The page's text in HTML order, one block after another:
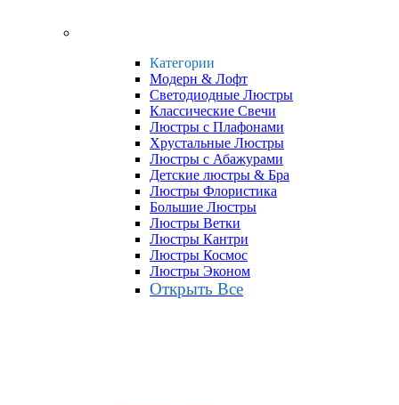
Категории
Модерн & Лофт
Светодиодные Люстры
Классические Свечи
Люстры с Плафонами
Хрустальные Люстры
Люстры с Абажурами
Детские люстры & Бра
Люстры Флористика
Большие Люстры
Люстры Ветки
Люстры Кантри
Люстры Космос
Люстры Эконом
Открыть Все